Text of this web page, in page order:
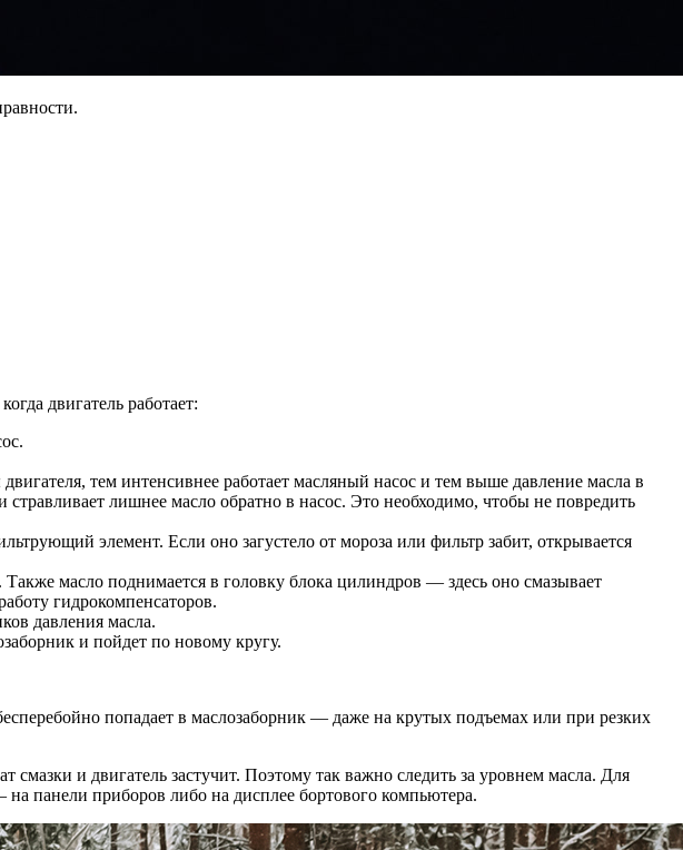
двигатель работает:
тем интенсивнее работает масляный насос и тем выше давление масла в
лишнее масло обратно в насос. Это необходимо, чтобы не повредить
элемент. Если оно загустело от мороза или фильтр забит, открывается
масло поднимается в головку блока цилиндров — здесь оно смазывает
гидрокомпенсаторов.
давления масла.
и пойдет по новому кругу.
попадает в маслозаборник — даже на крутых подъемах или при резких
и двигатель застучит. Поэтому так важно следить за уровнем масла. Для
панели приборов либо на дисплее бортового компьютера.